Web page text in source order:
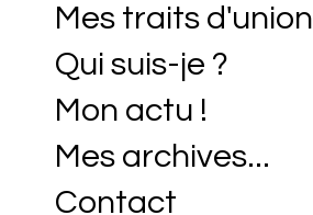
Mes traits d'union
Qui suis-je ?
Mon actu !
Mes archives...
Contact